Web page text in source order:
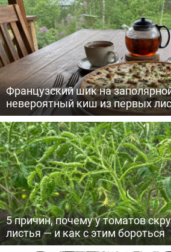
Французский шик на
невероятный киш из первых
5 причин, почему у томатов
листья — и как с этим бороться